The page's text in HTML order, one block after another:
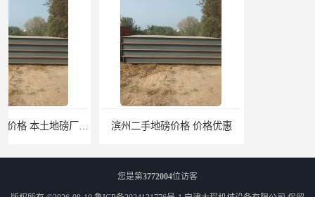
滨州二手地磅价格 价格优惠 潍坊旧地磅出售 厂家直销
您是第3772004位访客